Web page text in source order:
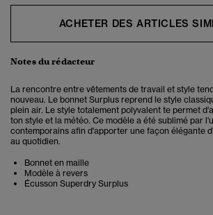
ACHETER DES ARTICLES
Notes du rédacteur
La rencontre entre vêtements de travail et style
nouveau. Le bonnet Surplus reprend le style
plein air. Le style totalement polyvalent te permet
ton style et la météo. Ce modèle a été sublimé par
contemporains afin d'apporter une façon élégante
au quotidien.
Bonnet en maille
Modèle à revers
Écusson Superdry Surplus